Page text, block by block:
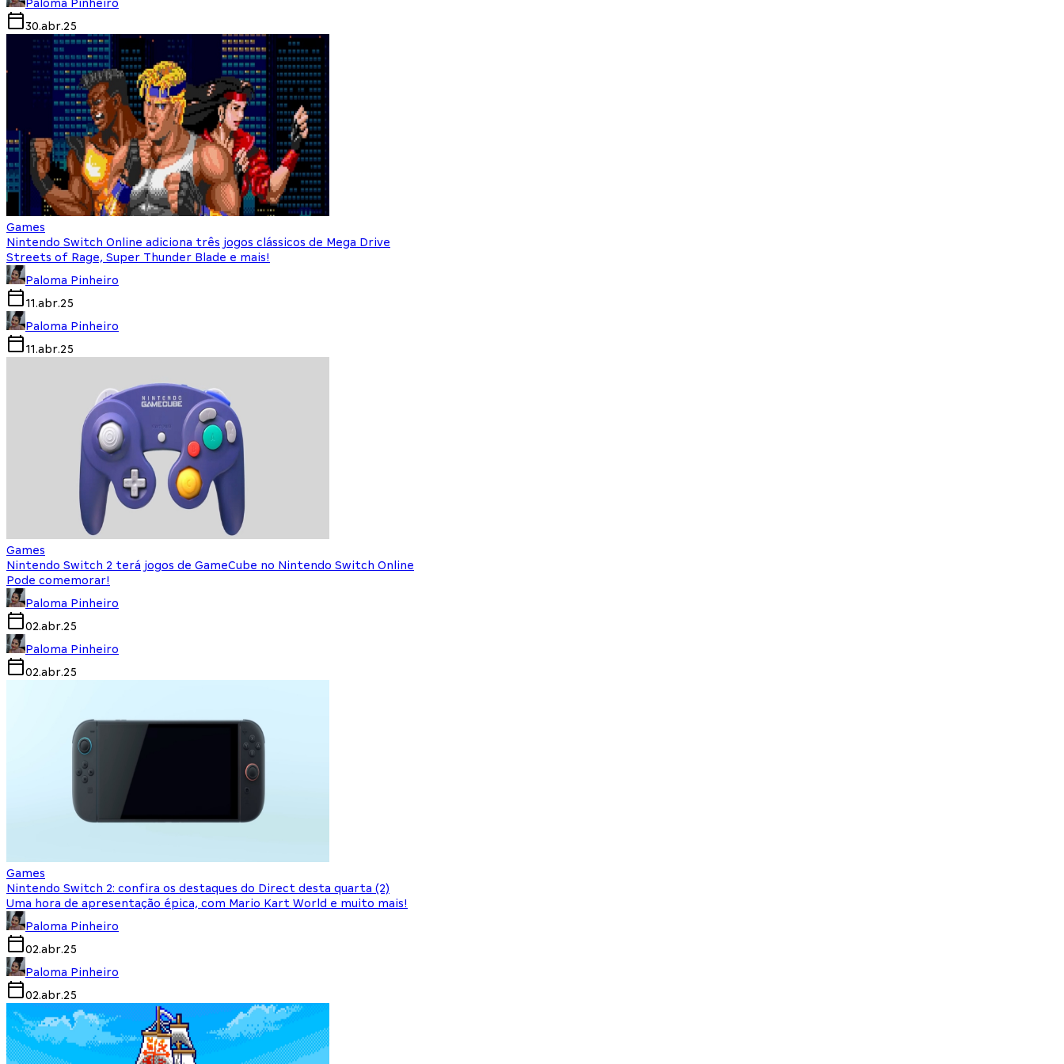
Paloma Pinheiro
30.abr.25
Games
Nintendo Switch Online adiciona três jogos clássicos de Mega Drive
Streets of Rage, Super Thunder Blade e mais!
Paloma Pinheiro
11.abr.25
Paloma Pinheiro
11.abr.25
Games
Nintendo Switch 2 terá jogos de GameCube no Nintendo Switch Online
Pode comemorar!
Paloma Pinheiro
02.abr.25
Paloma Pinheiro
02.abr.25
Games
Nintendo Switch 2: confira os destaques do Direct desta quarta (2)
Uma hora de apresentação épica, com Mario Kart World e muito mais!
Paloma Pinheiro
02.abr.25
Paloma Pinheiro
02.abr.25